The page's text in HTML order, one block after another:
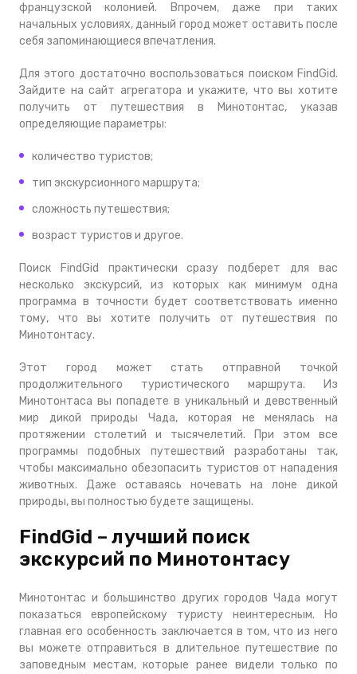
французской колонией. Впрочем, даже при таких
начальных условиях, данный город может оставить после
себя запоминающиеся впечатления.
Для этого достаточно воспользоваться поиском FindGid.
Зайдите на сайт агрегатора и укажите, что вы хотите
получить от путешествия в Минотонтас, указав
определяющие параметры:
количество туристов;
тип экскурсионного маршрута;
сложность путешествия;
возраст туристов и другое.
Поиск FindGid практически сразу подберет для вас
несколько экскурсий, из которых как минимум одна
программа в точности будет соответствовать именно
тому, что вы хотите получить от путешествия по
Минотонтасу.
Этот город может стать отправной точкой
продолжительного туристического маршрута. Из
Минотонтаса вы попадете в уникальный и девственный
мир дикой природы Чада, которая не менялась на
протяжении столетий и тысячелетий. При этом все
программы подобных путешествий разработаны так,
чтобы максимально обезопасить туристов от нападения
животных. Даже оставаясь ночевать на лоне дикой
природы, вы полностью будете защищены.
FindGid – лучший поиск
экскурсий по Минотонтасу
Минотонтас и большинство других городов Чада могут
показаться европейскому туристу неинтересным. Но
главная его особенность заключается в том, что из него
вы можете отправиться в длительное путешествие по
заповедным местам, которые ранее видели только по